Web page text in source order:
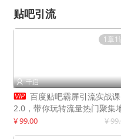
贴吧引流
1章1
 千启
 百度贴吧霸屏引流实战课
2.0，带你玩转流量热门聚集
¥ 99.00 ¥